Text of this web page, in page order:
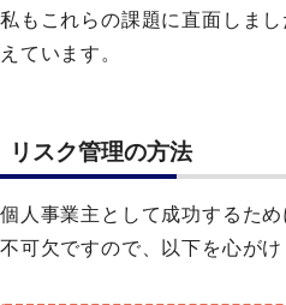
私もこれらの課題に直面しま
えています。
リスク管理の方法
個人事業主として成功するた
不可欠ですので、以下を心がけ